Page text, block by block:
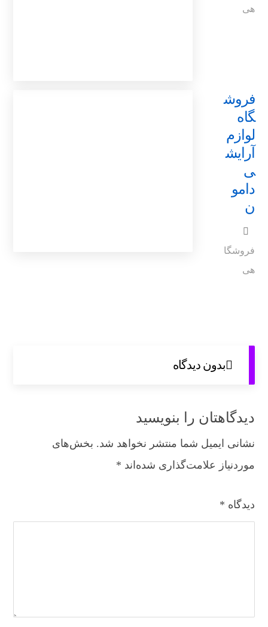
هی
فروش
گاه
لوازم
آرایش
ی
دامو
ن
فروشگا
هی
بدون دیدگاه
دیدگاهتان را بنویسید
نشانی ایمیل شما منتشر نخواهد شد. بخش‌های
موردنیاز علامت‌گذاری شده‌اند *
دیدگاه *